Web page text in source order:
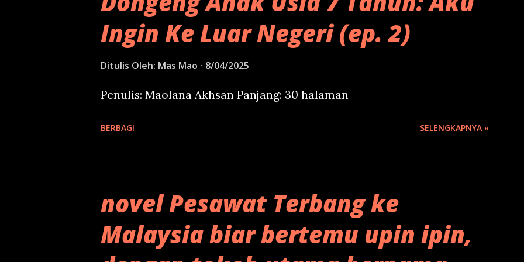
Ingin Ke Luar Negeri (ep. 2)
Ditulis Oleh: Mas Mao 8/04/2025
Penulis: Maolana Akhsan Panjang: 30 halaman
BERBAGI SELENGKAPNYA »
novel Pesawat Terbang ke
Malaysia biar bertemu upin ipin,